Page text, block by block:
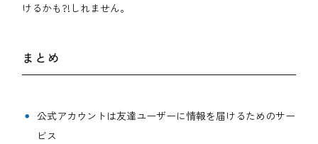
けるかも?!しれません。
まとめ
公式アカウントは友達ユーザーに情報を届けるためのサー
ビス